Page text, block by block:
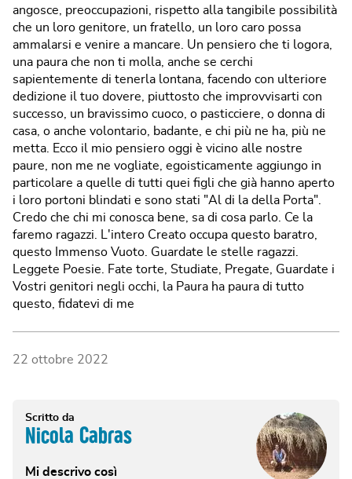
angosce, preoccupazioni, rispetto alla tangibile possibilità
che un loro genitore, un fratello, un loro caro possa
ammalarsi e venire a mancare. Un pensiero che ti logora,
una paura che non ti molla, anche se cerchi
sapientemente di tenerla lontana, facendo con ulteriore
dedizione il tuo dovere, piuttosto che improvvisarti con
successo, un bravissimo cuoco, o pasticciere, o donna di
casa, o anche volontario, badante, e chi più ne ha, più ne
metta. Ecco il mio pensiero oggi è vicino alle nostre
paure, non me ne vogliate, egoisticamente aggiungo in
particolare a quelle di tutti quei figli che già hanno aperto
i loro portoni blindati e sono stati "Al di la della Porta".
Credo che chi mi conosca bene, sa di cosa parlo. Ce la
faremo ragazzi. L'intero Creato occupa questo baratro,
questo Immenso Vuoto. Guardate le stelle ragazzi.
Leggete Poesie. Fate torte, Studiate, Pregate, Guardate i
Vostri genitori negli occhi, la Paura ha paura di tutto
questo, fidatevi di me
22 ottobre 2022
Scritto da
Nicola Cabras
Mi descrivo così